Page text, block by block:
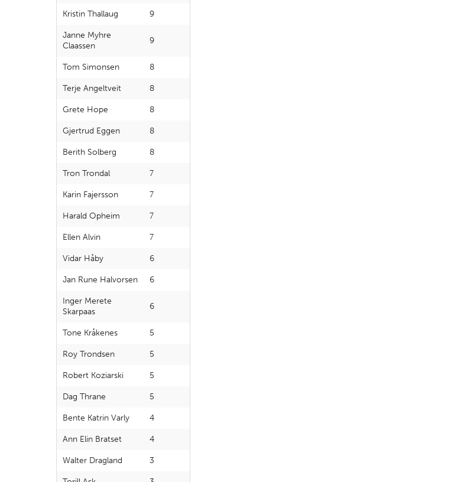
Kristin Thallaug 9
Janne Myhre
Claassen
9
Tom Simonsen 8
Terje Angeltveit 8
Grete Hope 8
Gjertrud Eggen 8
Berith Solberg 8
Tron Trondal 7
Karin Fajersson 7
Harald Opheim 7
Ellen Alvin 7
Vidar Håby 6
Jan Rune Halvorsen 6
Inger Merete
Skarpaas
6
Tone Kråkenes 5
Roy Trondsen 5
Robert Koziarski 5
Dag Thrane 5
Bente Katrin Varly 4
Ann Elin Bratset 4
Walter Dragland 3